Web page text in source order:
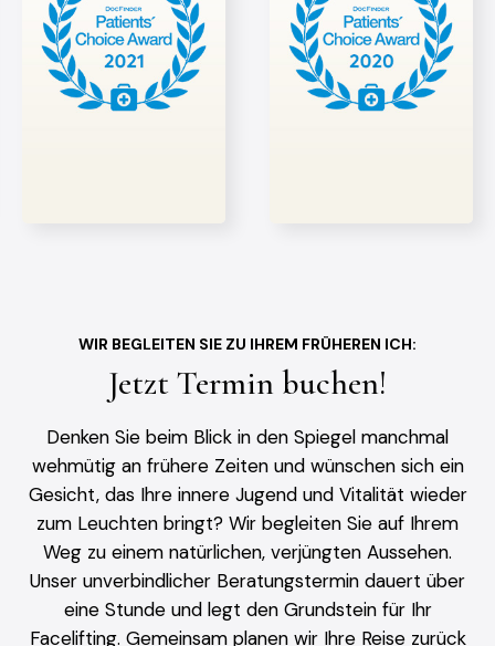
WIR BEGLEITEN SIE ZU IHREM FRÜHEREN ICH:
Jetzt Termin buchen!
Denken Sie beim Blick in den Spiegel manchmal
wehmütig an frühere Zeiten und wünschen sich ein
Gesicht, das Ihre innere Jugend und Vitalität wieder
zum Leuchten bringt? Wir begleiten Sie auf Ihrem
Weg zu einem natürlichen, verjüngten Aussehen.
Unser unverbindlicher Beratungstermin dauert über
eine Stunde und legt den Grundstein für Ihr
Facelifting. Gemeinsam planen wir Ihre Reise zurück